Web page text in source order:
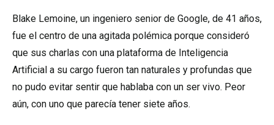
Blake Lemoine, un ingeniero senior de Google, de 41 años,
fue el centro de una agitada polémica porque consideró
que sus charlas con una plataforma de Inteligencia
Artificial a su cargo fueron tan naturales y profundas que
no pudo evitar sentir que hablaba con un ser vivo. Peor
aún, con uno que parecía tener siete años.